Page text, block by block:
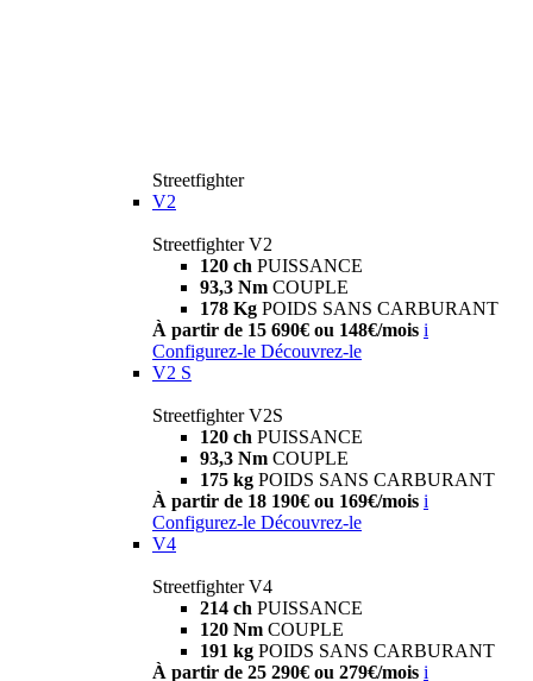
Streetfighter
V2
Streetfighter V2
120 ch PUISSANCE
93,3 Nm COUPLE
178 Kg POIDS SANS CARBURANT
À partir de 15 690€ ou 148€/mois i
Configurez-le Découvrez-le
V2 S
Streetfighter V2S
120 ch PUISSANCE
93,3 Nm COUPLE
175 kg POIDS SANS CARBURANT
À partir de 18 190€ ou 169€/mois i
Configurez-le Découvrez-le
V4
Streetfighter V4
214 ch PUISSANCE
120 Nm COUPLE
191 kg POIDS SANS CARBURANT
À partir de 25 290€ ou 279€/mois i